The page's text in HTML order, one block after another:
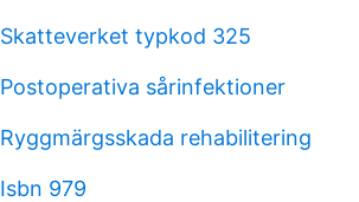
Skatteverket typkod 325
Postoperativa sårinfektioner
Ryggmärgsskada rehabilitering
Isbn 979